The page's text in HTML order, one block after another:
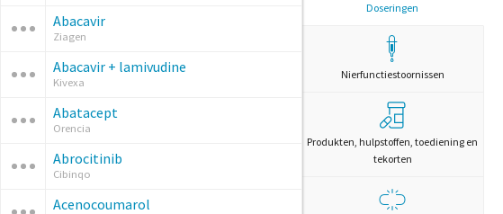
Abacavir
Ziagen
Abacavir + lamivudine
Kivexa
Abatacept
Orencia
Abrocitinib
Cibinqo
Acenocoumarol
Doseringen
Nierfunctiestoornissen
Produkten, hulpstoffen, toediening en
tekorten